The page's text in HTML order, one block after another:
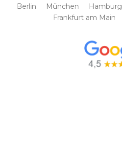
Berlin München Hamburg
Frankfurt am Main